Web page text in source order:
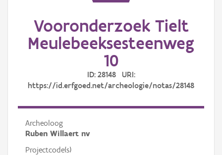
AanmeldenVooronderzoek Tielt
Meulebeeksesteenweg
10
ID: 28148 URI:
https://id.erfgoed.net/archeologie/notas/28148
Archeoloog
Ruben Willaert nv
Projectcode(s)